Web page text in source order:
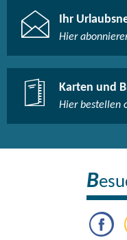
Ihr
Hier
Karten und
Hier bestellen
B